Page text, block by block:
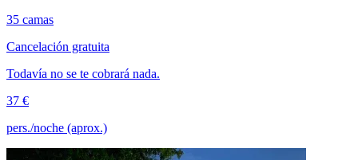
35 camas
Cancelación gratuita
Todavía no se te cobrará nada.
37 €
pers./noche (aprox.)